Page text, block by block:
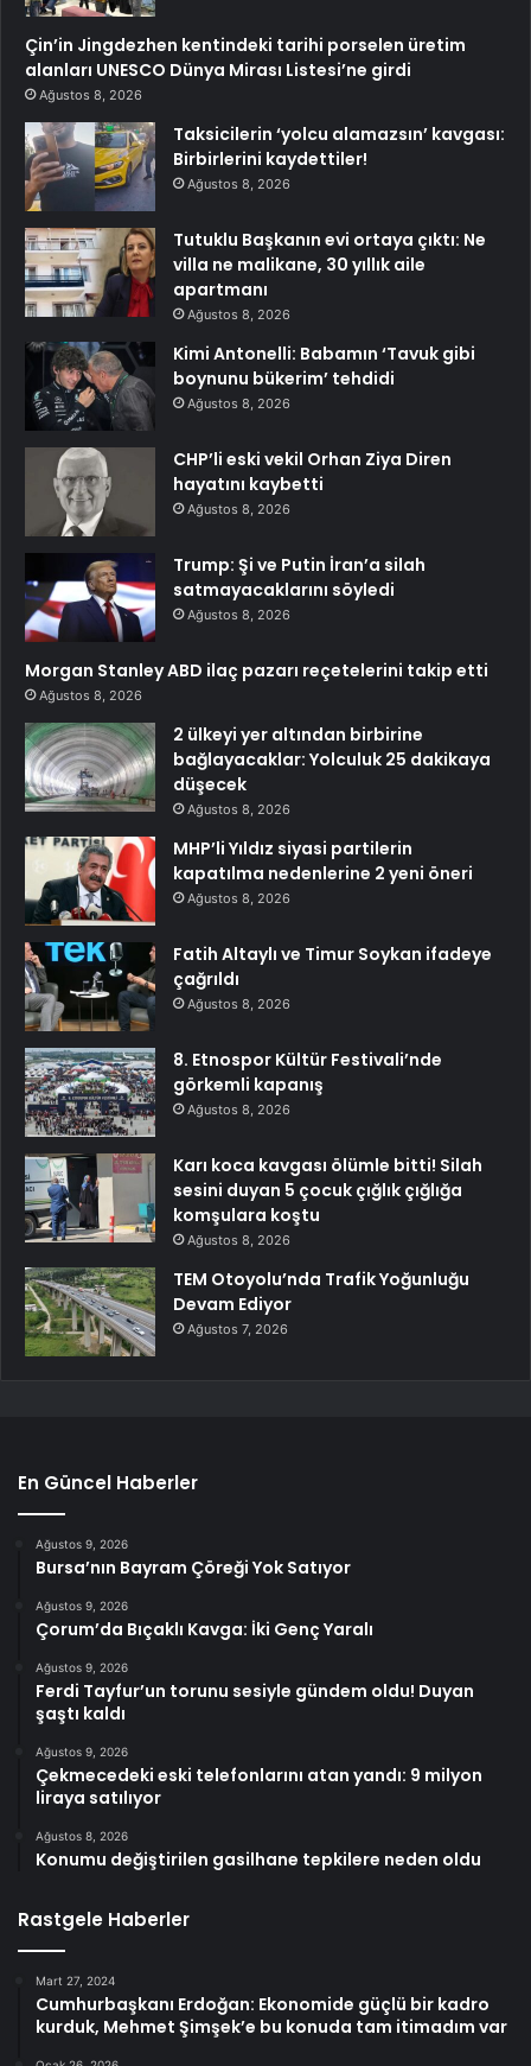
Çin’in Jingdezhen kentindeki tarihi porselen üretim
alanları UNESCO Dünya Mirası Listesi’ne girdi
Ağustos 8, 2026
Taksicilerin ‘yolcu alamazsın’ kavgası:
Birbirlerini kaydettiler!
Ağustos 8, 2026
Tutuklu Başkanın evi ortaya çıktı: Ne
villa ne malikane, 30 yıllık aile
apartmanı
Ağustos 8, 2026
Kimi Antonelli: Babamın ‘Tavuk gibi
boynunu bükerim’ tehdidi
Ağustos 8, 2026
CHP’li eski vekil Orhan Ziya Diren
hayatını kaybetti
Ağustos 8, 2026
Trump: Şi ve Putin İran’a silah
satmayacaklarını söyledi
Ağustos 8, 2026
Morgan Stanley ABD ilaç pazarı reçetelerini takip etti
Ağustos 8, 2026
2 ülkeyi yer altından birbirine
bağlayacaklar: Yolculuk 25 dakikaya
düşecek
Ağustos 8, 2026
MHP’li Yıldız siyasi partilerin
kapatılma nedenlerine 2 yeni öneri
Ağustos 8, 2026
Fatih Altaylı ve Timur Soykan ifadeye
çağrıldı
Ağustos 8, 2026
8. Etnospor Kültür Festivali’nde
görkemli kapanış
Ağustos 8, 2026
Karı koca kavgası ölümle bitti! Silah
sesini duyan 5 çocuk çığlık çığlığa
komşulara koştu
Ağustos 8, 2026
TEM Otoyolu’nda Trafik Yoğunluğu
Devam Ediyor
Ağustos 7, 2026
En Güncel Haberler
Ağustos 9, 2026
Bursa’nın Bayram Çöreği Yok Satıyor
Ağustos 9, 2026
Çorum’da Bıçaklı Kavga: İki Genç Yaralı
Ağustos 9, 2026
Ferdi Tayfur’un torunu sesiyle gündem oldu! Duyan
şaştı kaldı
Ağustos 9, 2026
Çekmecedeki eski telefonlarını atan yandı: 9 milyon
liraya satılıyor
Ağustos 8, 2026
Konumu değiştirilen gasilhane tepkilere neden oldu
Rastgele Haberler
Mart 27, 2024
Cumhurbaşkanı Erdoğan: Ekonomide güçlü bir kadro
kurduk, Mehmet Şimşek’e bu konuda tam itimadım var